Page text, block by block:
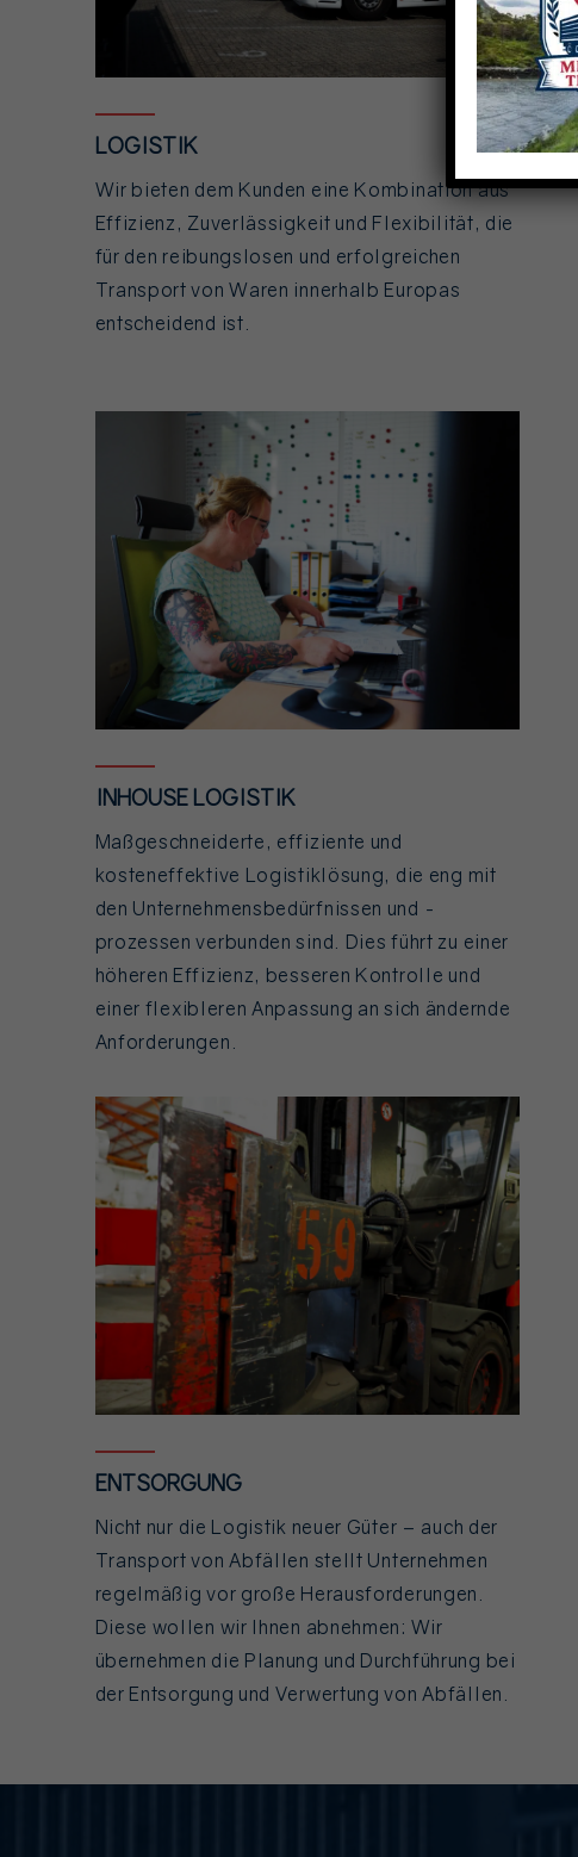
LOGISTIK
Wir bieten dem Kunden eine Kombination aus
Effizienz, Zuverlässigkeit und Flexibilität, die
für den reibungslosen und erfolgreichen
Transport von Waren innerhalb Europas
entscheidend ist.
INHOUSE LOGISTIK
Maßgeschneiderte, effiziente und
kosteneffektive Logistiklösung, die eng mit
den Unternehmensbedürfnissen und -
prozessen verbunden sind. Dies führt zu einer
höheren Effizienz, besseren Kontrolle und
einer flexibleren Anpassung an sich ändernde
Anforderungen.
ENTSORGUNG
Nicht nur die Logistik neuer Güter – auch der
Transport von Abfällen stellt Unternehmen
regelmäßig vor große Herausforderungen.
Diese wollen wir Ihnen abnehmen: Wir
übernehmen die Planung und Durchführung bei
der Entsorgung und Verwertung von Abfällen.